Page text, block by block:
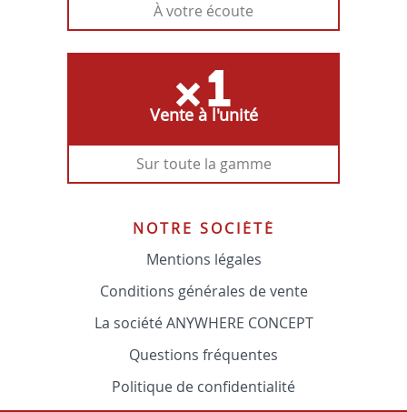
À votre écoute
Vente à l'unité
Sur toute la gamme
NOTRE SOCIÉTÉ
Mentions légales
Conditions générales de vente
La société ANYWHERE CONCEPT
Questions fréquentes
Politique de confidentialité